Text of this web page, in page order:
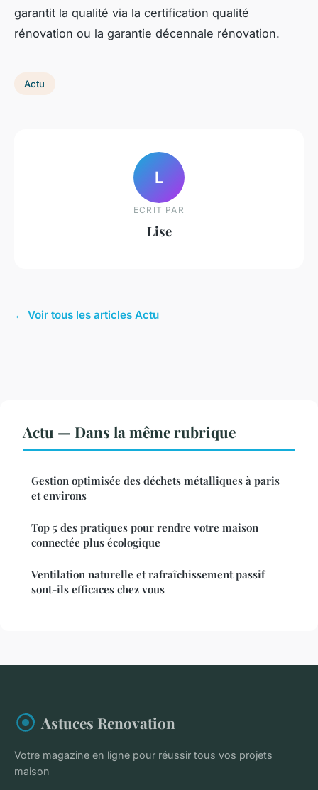
garantit la qualité via la certification qualité
rénovation ou la garantie décennale rénovation.
Actu
L
ECRIT PAR
Lise
← Voir tous les articles Actu
Actu — Dans la même rubrique
Gestion optimisée des déchets métalliques à paris
et environs
Top 5 des pratiques pour rendre votre maison
connectée plus écologique
Ventilation naturelle et rafraîchissement passif
sont-ils efficaces chez vous
Astuces Renovation
Votre magazine en ligne pour réussir tous vos projets
maison